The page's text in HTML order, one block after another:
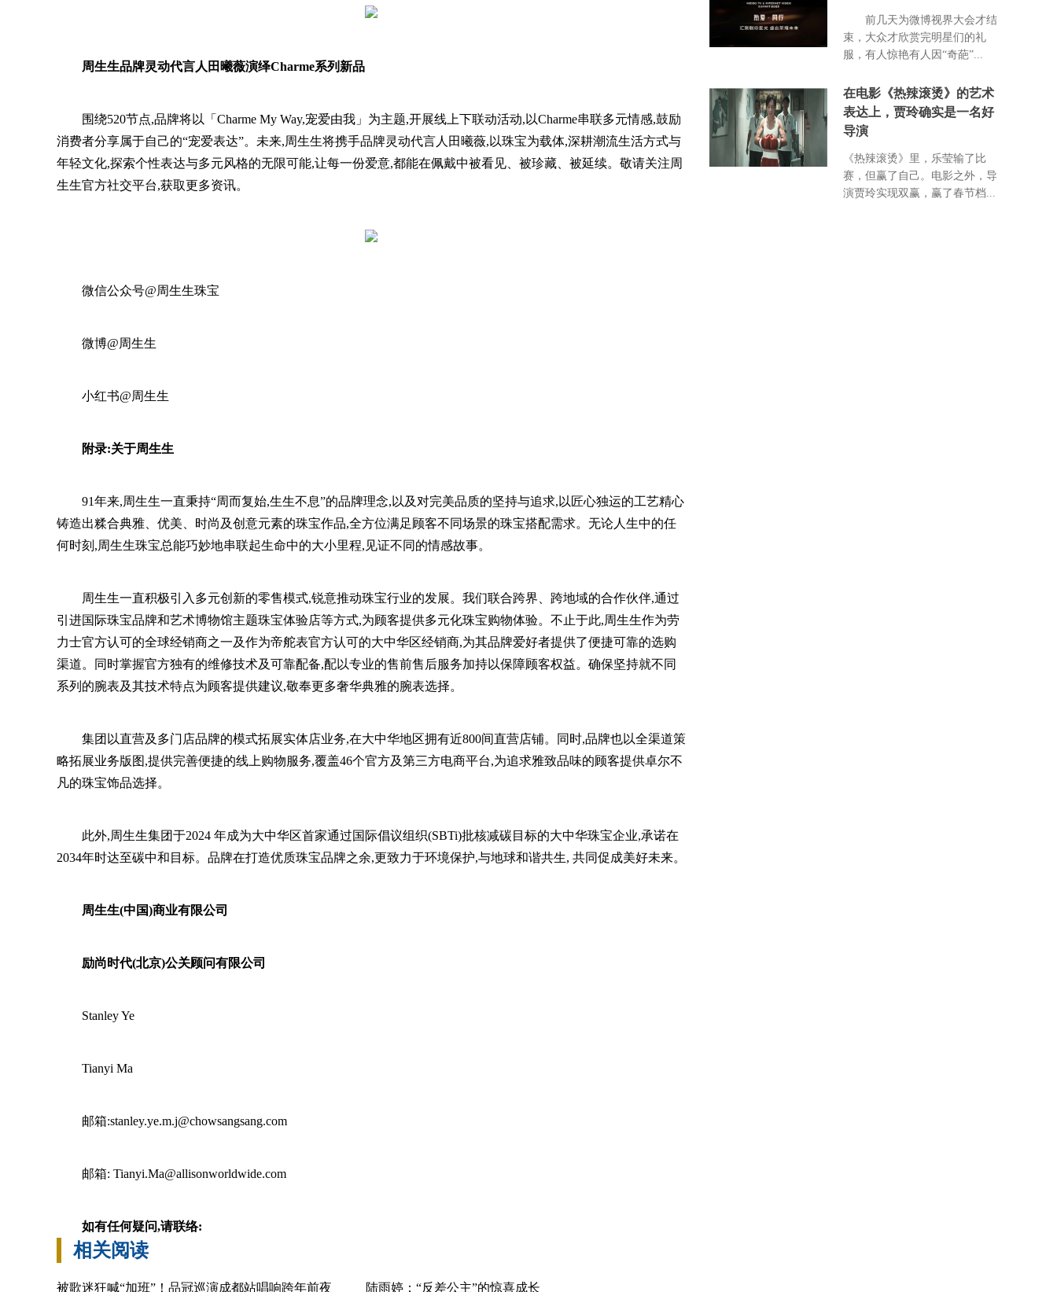
周生生品牌灵动代言人田曦薇演绎Charme系列新品
围绕520节点,品牌将以「Charme My Way,宠爱由我」为主题,开展线上下联动活动,以Charme串联多元情感,鼓励
消费者分享属于自己的“宠爱表达”。未来,周生生将携手品牌灵动代言人田曦薇,以珠宝为载体,深耕潮流生活方式与
年轻文化,探索个性表达与多元风格的无限可能,让每一份爱意,都能在佩戴中被看见、被珍藏、被延续。敬请关注周
生生官方社交平台,获取更多资讯。
微信公众号@周生生珠宝
微博@周生生
小红书@周生生
附录:关于周生生
91年来,周生生一直秉持“周而复始,生生不息”的品牌理念,以及对完美品质的坚持与追求,以匠心独运的工艺精心
铸造出糅合典雅、优美、时尚及创意元素的珠宝作品,全方位满足顾客不同场景的珠宝搭配需求。无论人生中的任
何时刻,周生生珠宝总能巧妙地串联起生命中的大小里程,见证不同的情感故事。
周生生一直积极引入多元创新的零售模式,锐意推动珠宝行业的发展。我们联合跨界、跨地域的合作伙伴,通过
引进国际珠宝品牌和艺术博物馆主题珠宝体验店等方式,为顾客提供多元化珠宝购物体验。不止于此,周生生作为劳
力士官方认可的全球经销商之一及作为帝舵表官方认可的大中华区经销商,为其品牌爱好者提供了便捷可靠的选购
渠道。同时掌握官方独有的维修技术及可靠配备,配以专业的售前售后服务加持以保障顾客权益。确保坚持就不同
系列的腕表及其技术特点为顾客提供建议,敬奉更多奢华典雅的腕表选择。
集团以直营及多门店品牌的模式拓展实体店业务,在大中华地区拥有近800间直营店铺。同时,品牌也以全渠道策
略拓展业务版图,提供完善便捷的线上购物服务,覆盖46个官方及第三方电商平台,为追求雅致品味的顾客提供卓尔不
凡的珠宝饰品选择。
此外,周生生集团于2024 年成为大中华区首家通过国际倡议组织(SBTi)批核减碳目标的大中华珠宝企业,承诺在
2034年时达至碳中和目标。品牌在打造优质珠宝品牌之余,更致力于环境保护,与地球和谐共生, 共同促成美好未来。
周生生(中国)商业有限公司
励尚时代(北京)公关顾问有限公司
Stanley Ye
Tianyi Ma
邮箱:stanley.ye.m.j@chowsangsang.com
邮箱: Tianyi.Ma@allisonworldwide.com
如有任何疑问,请联络:
相关阅读
被歌迷狂喊“加班”！品冠巡演成都站唱响跨年前夜 陆雨婷：“反差公主”的惊喜成长
前几天为微博视界大会才结
束，大众才欣赏完明星们的礼
服，有人惊艳有人因“奇葩”...
在电影《热辣滚烫》的艺术
表达上，贾玲确实是一名好
导演
《热辣滚烫》里，乐莹输了比
赛，但赢了自己。电影之外，导
演贾玲实现双赢，赢了春节档...